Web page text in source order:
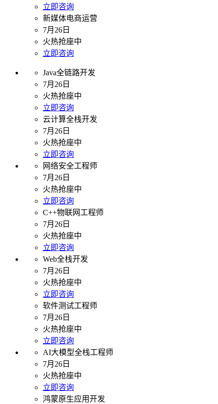
立即咨询
新媒体电商运营
7月26日
火热抢座中
立即咨询
Java全链路开发
7月26日
火热抢座中
立即咨询
云计算全栈开发
7月26日
火热抢座中
立即咨询
网络安全工程师
7月26日
火热抢座中
立即咨询
C++物联网工程师
7月26日
火热抢座中
立即咨询
Web全栈开发
7月26日
火热抢座中
立即咨询
软件测试工程师
7月26日
火热抢座中
立即咨询
AI大模型全栈工程师
7月26日
火热抢座中
立即咨询
鸿蒙原生应用开发